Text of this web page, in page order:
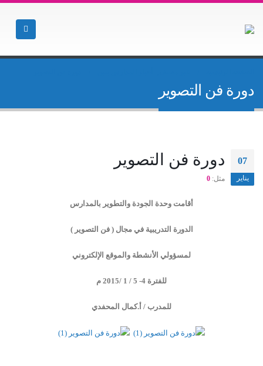
دورة فن التصوير
07
يناير
دورة فن التصوير
مثل: 0
أقامت وحدة الجودة والتطوير بالمدارس
الدورة التدريبية في مجال ( فن التصوير )
لمسؤولي الأنشطة والموقع الإلكتروني
للفترة 4- 5 / 1 /2015 م
للمدرب / أ.كمال المحفدي